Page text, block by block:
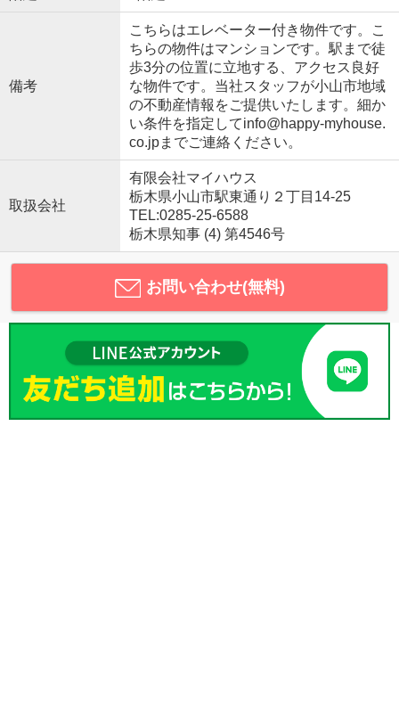
備考
こちらはエレベーター付き物件です。こ
ちらの物件はマンションです。駅まで徒
歩3分の位置に立地する、アクセス良好
な物件です。当社スタッフが小山市地域
の不動産情報をご提供いたします。細か
い条件を指定してinfo@happy-myhouse.
co.jpまでご連絡ください。
取扱会社
有限会社マイハウス
栃木県小山市駅東通り２丁目14-25
TEL:0285-25-6588
栃木県知事 (4) 第4546号
お問い合わせ(無料)